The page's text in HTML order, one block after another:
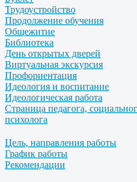
Трудоустройство
Продолжение обучения
Общежитие
Библиотека
День открытых дверей
Виртуальная экскурсия
Профориентация
Идеология и воспитание
Идеологическая работа
Страница педагога,
психолога
Цель, направления работы
График работы
Рекомендации